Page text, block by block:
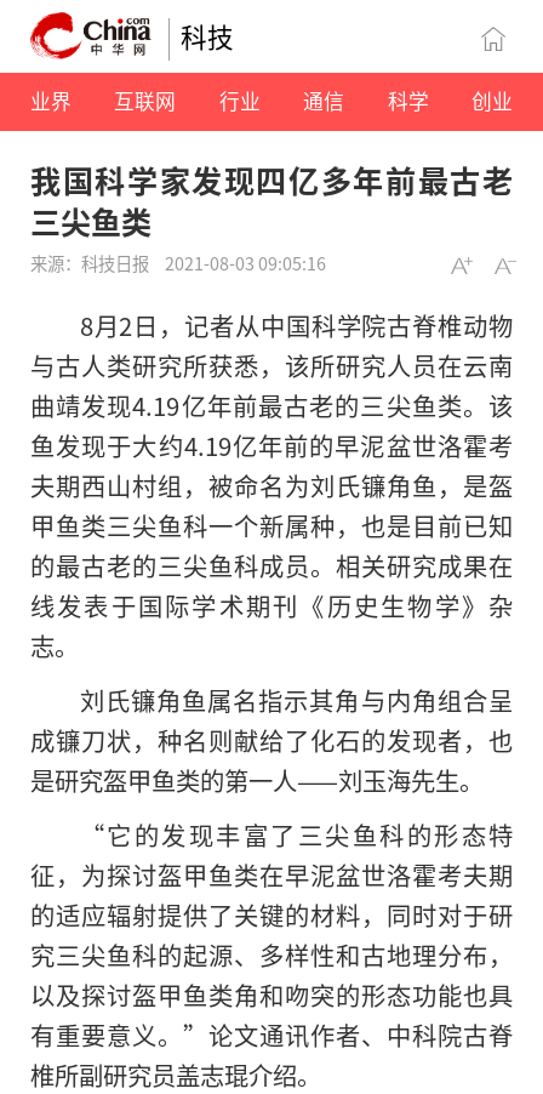
科技
业界 互联网 行业 通信 科学 创业
我国科学家发现四亿多年前最古老
三尖鱼类
来源：科技日报 2021-08-03 09:05:16
8月2日，记者从中国科学院古脊椎动物
与古人类研究所获悉，该所研究人员在云南
曲靖发现4.19亿年前最古老的三尖鱼类。该
鱼发现于大约4.19亿年前的早泥盆世洛霍考
夫期西山村组，被命名为刘氏镰角鱼，是盔
甲鱼类三尖鱼科一个新属种，也是目前已知
的最古老的三尖鱼科成员。相关研究成果在
线发表于国际学术期刊《历史生物学》杂
志。
刘氏镰角鱼属名指示其角与内角组合呈
成镰刀状，种名则献给了化石的发现者，也
是研究盔甲鱼类的第一人——刘玉海先生。
“它的发现丰富了三尖鱼科的形态特
征，为探讨盔甲鱼类在早泥盆世洛霍考夫期
的适应辐射提供了关键的材料，同时对于研
究三尖鱼科的起源、多样性和古地理分布，
以及探讨盔甲鱼类角和吻突的形态功能也具
有重要意义。”论文通讯作者、中科院古脊
椎所副研究员盖志琨介绍。